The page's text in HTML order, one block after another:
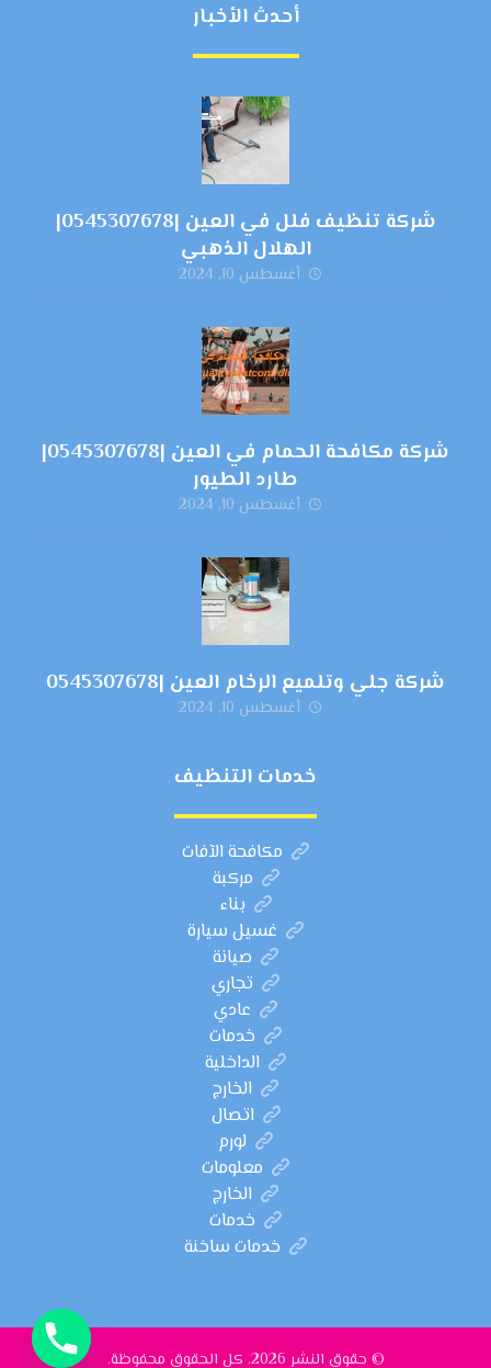
أحدث الأخبار
شركة تنظيف فلل في العين |0545307678|
الهلال الذهبي
أغسطس 10, 2024
شركة مكافحة الحمام في العين |0545307678|
طارد الطيور
أغسطس 10, 2024
شركة جلي وتلميع الرخام العين |0545307678
أغسطس 10, 2024
خدمات التنظيف
مكافحة الآفات
مركبة
بناء
غسيل سيارة
صيانة
تجاري
عادي
خدمات
الداخلية
الخارج
اتصال
لورم
معلومات
الخارج
خدمات
خدمات ساخنة
© حقوق النشر 2026. كل الحقوق محفوظة.